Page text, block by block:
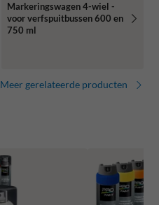
Markeringswagen 4-wiel -
voor verfspuitbussen 600 en
750 ml
Meer gerelateerde producten